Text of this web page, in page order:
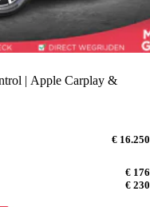
| Apple Carplay &
€ 16.250
€ 176
€ 230